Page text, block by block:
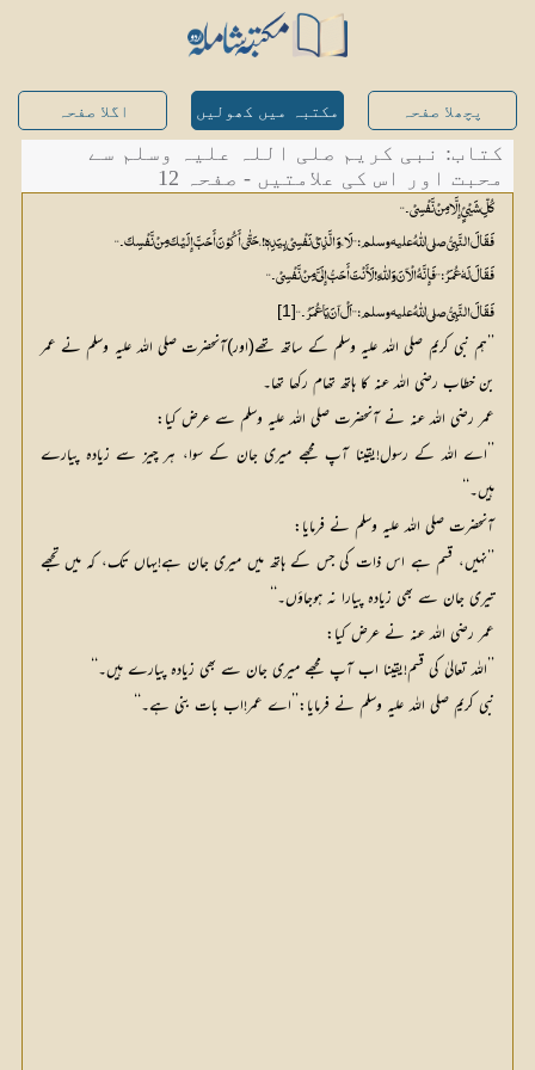
پچھلا صفحہ مکتبہ میں کھولیں اگلا صفحہ
کتاب: نبی کریم صلی اللہ علیہ وسلم سے
محبت اور اس کی علامتیں - صفحہ 12
کُلِّ شَيْئٍ إِلَّا مِنْ نَّفْسِيْ۔‘‘
فَقَالَ النَّبِيُّ صلي اللّٰهُ عليه وسلم:’’لَا، وَ الَّذِيْ نَفْسِيْ بِیَدِہٖ!، حَتّٰی أَکُوْنَ أَحَبَّ إِلَیْکَ مِنْ نَّفْسِکَ۔‘‘
فَقَالَ لَہٗ عُمَرُ:’’فَإِنَّہُ الْآنَ وَ اللّٰہِ!لَأَنْتَ أَحَبُّ إِلَيَّ مِنْ نَّفْسِيْ۔‘‘
فَقَالَ النَّبِیُّ صلي اللّٰهُ عليه وسلم:’’اَلْ آنَ یَا عُمَرُ۔‘‘[1]
’’ہم نبی کریم صلی اللہ علیہ وسلم کے ساتھ تھے(اور)آنحضرت صلی اللہ علیہ وسلم نے عمر
بن خطاب رضی اللہ عنہ کا ہاتھ تھام رکھا تھا۔
عمر رضی اللہ عنہ نے آنحضرت صلی اللہ علیہ وسلم سے عرض کیا:
’’اے اللہ کے رسول!یقینا آپ مجھے میری جان کے سوا، ہر چیز سے زیادہ پیارے
ہیں۔‘‘
آنحضرت صلی اللہ علیہ وسلم نے فرمایا:
’’نہیں، قسم ہے اس ذات کی جس کے ہاتھ میں میری جان ہے!یہاں تک، کہ میں تجھے
تیری جان سے بھی زیادہ پیارا نہ ہوجاؤں۔‘‘
عمر رضی اللہ عنہ نے عرض کیا:
’’اللہ تعالیٰ کی قسم!یقینا اب آپ مجھے میری جان سے بھی زیادہ پیارے ہیں۔‘‘
نبی کریم صلی اللہ علیہ وسلم نے فرمایا:’’اے عمر!اب بات بنی ہے۔‘‘